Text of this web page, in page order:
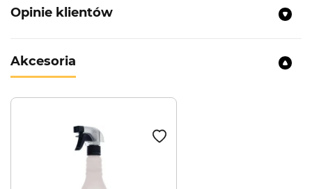
Materiał wykonania:
Sterowanie:
Timer
Wskaźnik ciepła resztkowego
Ilość poziomów mocy:
Szerokość:59 cm
Opinie klientów
Akcesoria